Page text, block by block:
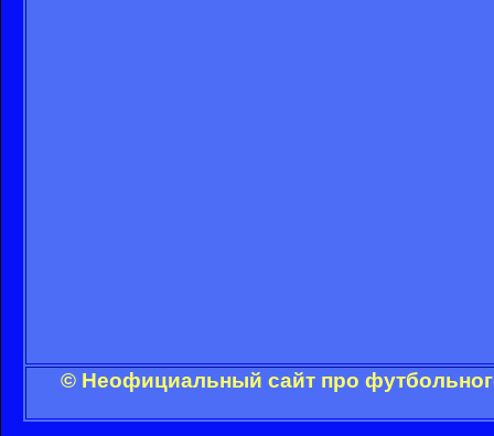
© Неофициальный сайт про